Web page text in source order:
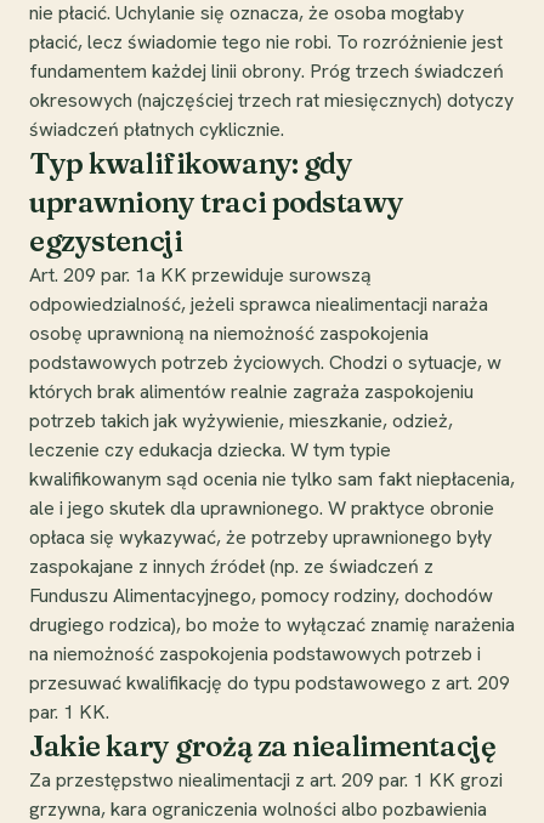
nie płacić. Uchylanie się oznacza, że osoba mogłaby
płacić, lecz świadomie tego nie robi. To rozróżnienie jest
fundamentem każdej linii obrony. Próg trzech świadczeń
okresowych (najczęściej trzech rat miesięcznych) dotyczy
świadczeń płatnych cyklicznie.
Typ kwalifikowany: gdy
uprawniony traci podstawy
egzystencji
Art. 209 par. 1a KK przewiduje surowszą
odpowiedzialność, jeżeli sprawca niealimentacji naraża
osobę uprawnioną na niemożność zaspokojenia
podstawowych potrzeb życiowych. Chodzi o sytuacje, w
których brak alimentów realnie zagraża zaspokojeniu
potrzeb takich jak wyżywienie, mieszkanie, odzież,
leczenie czy edukacja dziecka. W tym typie
kwalifikowanym sąd ocenia nie tylko sam fakt niepłacenia,
ale i jego skutek dla uprawnionego. W praktyce obronie
opłaca się wykazywać, że potrzeby uprawnionego były
zaspokajane z innych źródeł (np. ze świadczeń z
Funduszu Alimentacyjnego, pomocy rodziny, dochodów
drugiego rodzica), bo może to wyłączać znamię narażenia
na niemożność zaspokojenia podstawowych potrzeb i
przesuwać kwalifikację do typu podstawowego z art. 209
par. 1 KK.
Jakie kary grożą za niealimentację
Za przestępstwo niealimentacji z art. 209 par. 1 KK grozi
grzywna, kara ograniczenia wolności albo pozbawienia